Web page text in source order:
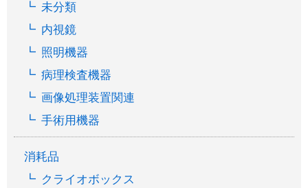
未分類
内視鏡
照明機器
病理検査機器
画像処理装置関連
手術用機器
消耗品
クライオボックス